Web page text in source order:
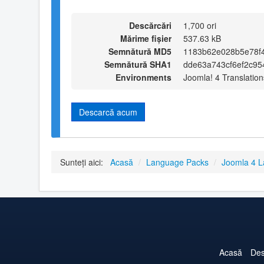
Descărcări
1,700 ori
Mărime fișier
537.63 kB
Semnătură MD5
Semnătură SHA1
Environments
Joomla! 4
Descarcă acum
Sunteți aici: Acasă / Language Packs / Joomla 4
Acasă